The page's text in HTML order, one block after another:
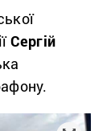
Сергій